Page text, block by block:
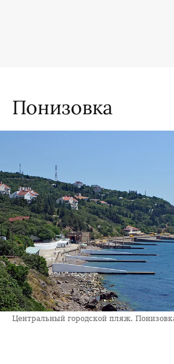
Понизовка
Центральный городской пляж.